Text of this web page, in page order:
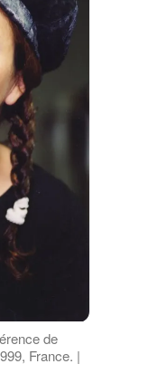
de
France. |